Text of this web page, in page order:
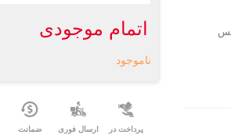
اتمام موجودی
ناموجود
پرداخت در
ارسال فوری
ضمانت